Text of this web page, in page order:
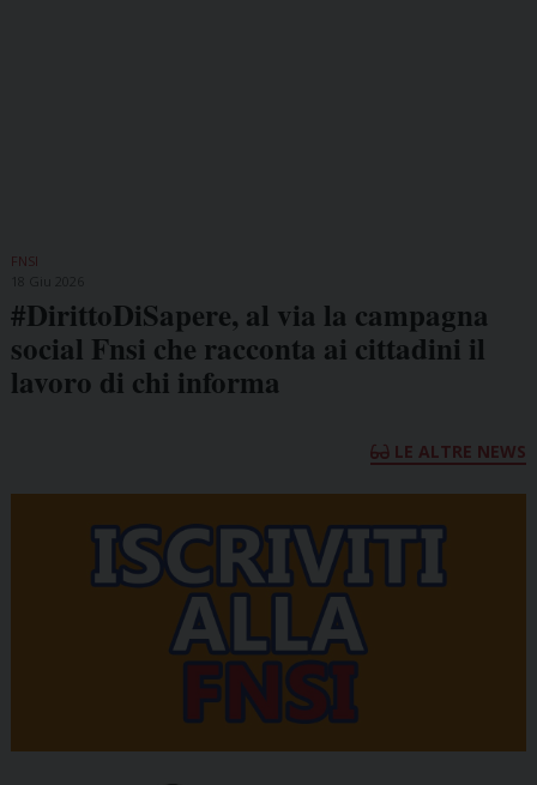
FNSI
#DirittoDiSapere, al via la campagna
social Fnsi che racconta ai cittadini il
lavoro di chi informa
LE ALTRE NEWS